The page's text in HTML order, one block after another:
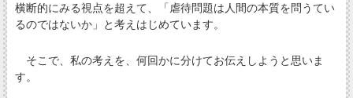
横断的にみる視点を超えて、「虐待問題は人間の本質を問うてい
るのではないか」と考えはじめています。
そこで、私の考えを、何回かに分けてお伝えしようと思いま
す。